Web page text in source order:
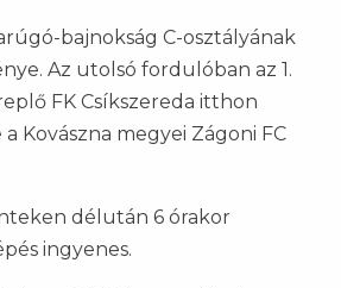
bajnokság C-osztályának
Az utolsó fordulóban az 1.
FK Csíkszereda itthon
Kovászna megyei Zágoni FC
délután 6 órakor
ingyenes.